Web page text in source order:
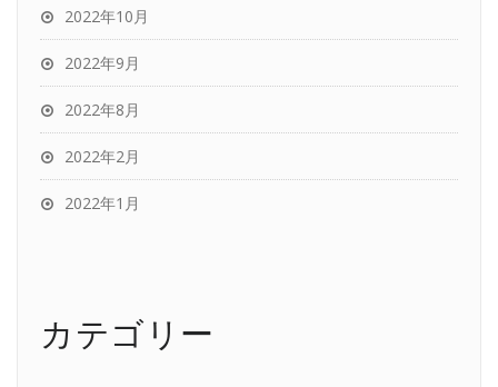
2022年10月
2022年9月
2022年8月
2022年2月
2022年1月
カテゴリー